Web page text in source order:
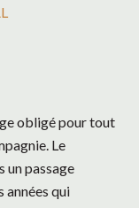
obligé pour tout
Le
un passage
années qui